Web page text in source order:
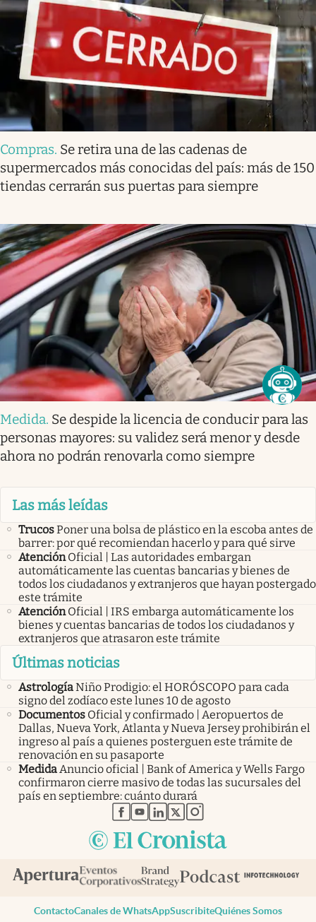
Compras. Se retira una de las cadenas de
supermercados más conocidas del país: más de 150
tiendas cerrarán sus puertas para siempre
Medida. Se despide la licencia de conducir para las
personas mayores: su validez será menor y desde
ahora no podrán renovarla como siempre
Las más leídas
TrucosPoner una bolsa de plástico en la escoba antes de
barrer: por qué recomiendan hacerlo y para qué sirve
Atención Oficial | Las autoridades embargan
automáticamente las cuentas bancarias y bienes de
todos los ciudadanos y extranjeros que hayan postergado
este trámite
Atención Oficial | IRS embarga automáticamente los
bienes y cuentas bancarias de todos los ciudadanos y
extranjeros que atrasaron este trámite
Últimas noticias
AstrologíaNiño Prodigio: el HORÓSCOPO para cada
signo del zodíaco este lunes 10 de agosto
Documentos Oficial y confirmado | Aeropuertos de
Dallas, Nueva York, Atlanta y Nueva Jersey prohibirán el
ingreso al país a quienes posterguen este trámite de
renovación en su pasaporte
MedidaAnuncio oficial | Bank of America y Wells Fargo
confirmaron cierre masivo de todas las sucursales del
país en septiembre: cuánto durará
abre en nueva pestaña
abre en nueva pestaña
abre en nueva pestaña
abre en nueva pestaña
abre en nueva pestaña
ContactoCanales de WhatsAppSuscribiteQuiénes Somos